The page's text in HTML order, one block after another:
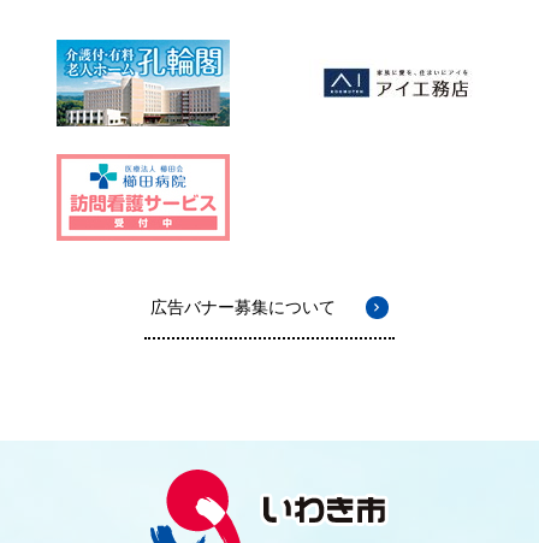
広告バナー募集について